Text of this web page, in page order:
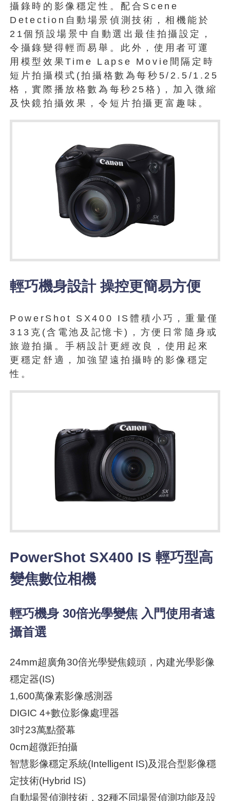
攝錄時的影像穩定性。配合Scene
Detection自動場景偵測技術，相機能於
21個預設場景中自動選出最佳拍攝設定，
令攝錄變得輕而易舉。此外，使用者可運
用模型效果Time Lapse Movie間隔定時
短片拍攝模式(拍攝格數為每秒5/2.5/1.25
格，實際播放格數為每秒25格)，加入微縮
及快鏡拍攝效果，令短片拍攝更富趣味。
輕巧機身設計 操控更簡易方便
PowerShot SX400 IS體積小巧，重量僅
313克(含電池及記憶卡)，方便日常隨身或
旅遊拍攝。手柄設計更經改良，使用起來
更穩定舒適，加強望遠拍攝時的影像穩定
性。
PowerShot SX400 IS 輕巧型高
變焦數位相機
輕巧機身 30倍光學變焦 入門使用者遠
攝首選
24mm超廣角30倍光學變焦鏡頭，內建光學影像
穩定器(IS)
1,600萬像素影像感測器
DIGIC 4+數位影像處理器
3吋23萬點螢幕
0cm超微距拍攝
智慧影像穩定系統(Intelligent IS)及混合型影像穩
定技術(Hybrid IS)
自動場景偵測技術，32種不同場景偵測功能及設